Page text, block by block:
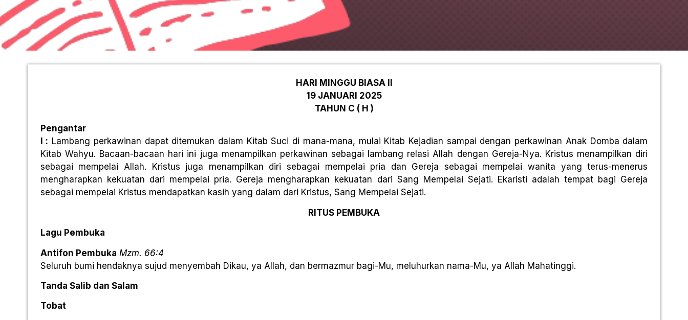
HARI MINGGU BIASA II
19 JANUARI 2025
TAHUN C ( H )
Pengantar
I : Lambang perkawinan dapat ditemukan dalam Kitab Suci di mana-mana, mulai Kitab Kejadian sampai dengan perkawinan Anak Domba dalam
Kitab Wahyu. Bacaan-bacaan hari ini juga menampilkan perkawinan sebagai lambang relasi Allah dengan Gereja-Nya. Kristus menampilkan diri
sebagai mempelai Allah. Kristus juga menampilkan diri sebagai mempelai pria dan Gereja sebagai mempelai wanita yang terus-menerus
mengharapkan kekuatan dari mempelai pria. Gereja mengharapkan kekuatan dari Sang Mempelai Sejati. Ekaristi adalah tempat bagi Gereja
sebagai mempelai Kristus mendapatkan kasih yang dalam dari Kristus, Sang Mempelai Sejati.
RITUS PEMBUKA
Lagu Pembuka
Antifon Pembuka Mzm. 66:4
Seluruh bumi hendaknya sujud menyembah Dikau, ya Allah, dan bermazmur bagi-Mu, meluhurkan nama-Mu, ya Allah Mahatinggi.
Tanda Salib dan Salam
Tobat